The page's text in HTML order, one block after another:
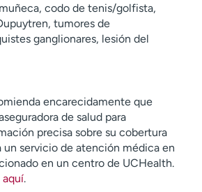
codo de tenis/golfista,
tumores de
ganglionares, lesión del
encarecidamente que
de salud para
precisa sobre su cobertura
un servicio de atención médica en
en un centro de UCHealth.
aquí.